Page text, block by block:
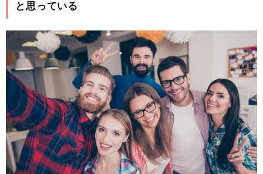
と思っている